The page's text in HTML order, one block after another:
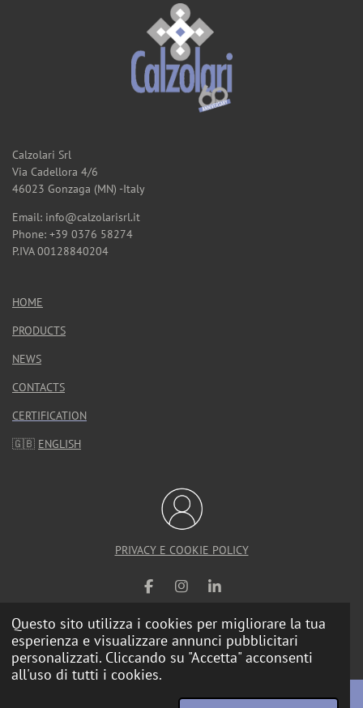
Questo sito utilizza i cookies per migliorare la tua
esperienza e visualizzare annunci pubblicitari
personalizzati. Cliccando su "Accetta" acconsenti
all'uso di tutti i cookies.
Calzolari Srl
Via Cadellora 4/6
46023 Gonzaga (MN) -Italy
Email: info@calzolarisrl.it
Phone: +39 0376 58274
P.IVA 00128840204
HOME
PRODUCTS
NEWS
CONTACTS
CERTIFICATION
🇬🇧 ENGLISH
PRIVACY E COOKIE POLICY
F
c
e
b
o
o
I
s
t
a
g
a
L
n
k
e
d
n
© 2025 Calzolari Arredo Urbano |Web Agency